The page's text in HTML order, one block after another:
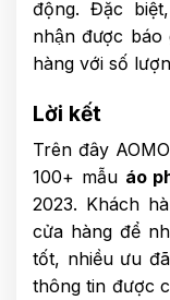
động. Đặc
nhận được báo
hàng với số
Lời kết
Trên đây
100+ mẫu áo
2023. Khách
cửa hàng để
tốt, nhiều ưu
thông tin được